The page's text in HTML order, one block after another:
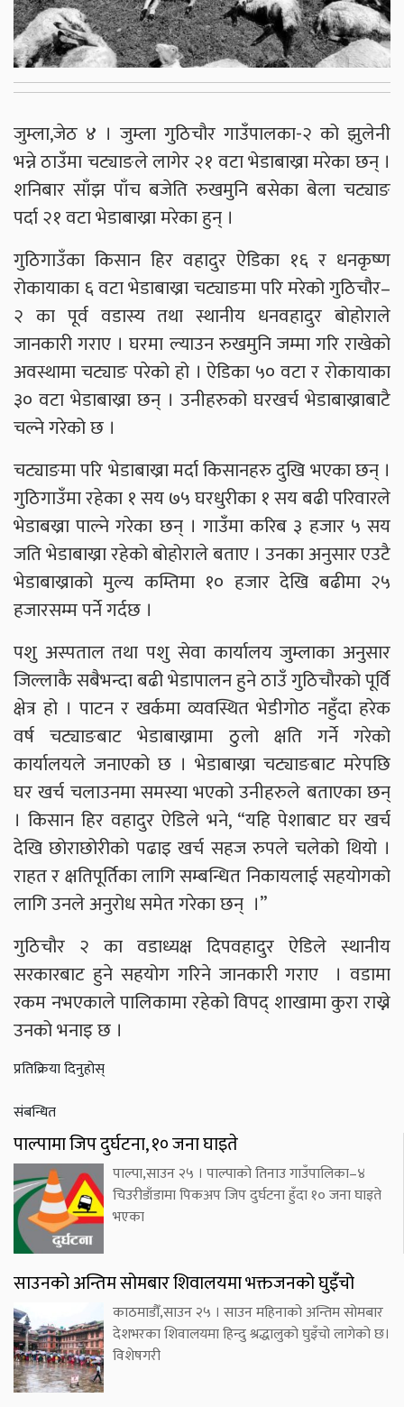
जुम्ला,जेठ ४ । जुम्ला गुठिचौर गाउँपालका-२ को झुलेनी
भन्ने ठाउँमा चट्याङले लागेर २१ वटा भेडाबाख्रा मरेका छन् ।
शनिबार साँझ पाँच बजेति रुखमुनि बसेका बेला चट्याङ
पर्दा २१ वटा भेडाबाख्रा मरेका हुन् ।
गुठिगाउँका किसान हिर वहादुर ऐडिका १६ र धनकृष्ण
रोकायाका ६ वटा भेडाबाख्रा चट्याङमा परि मरेको गुठिचौर–
२ का पूर्व वडास्य तथा स्थानीय धनवहादुर बोहोराले
जानकारी गराए । घरमा ल्याउन रुखमुनि जम्मा गरि राखेको
अवस्थामा चट्याङ परेको हो । ऐडिका ५० वटा र रोकायाका
३० वटा भेडाबाख्रा छन् । उनीहरुको घरखर्च भेडाबाख्राबाटै
चल्ने गरेको छ ।
चट्याङमा परि भेडाबाख्रा मर्दा किसानहरु दुखि भएका छन् ।
गुठिगाउँमा रहेका १ सय ७५ घरधुरीका १ सय बढी परिवारले
भेडाबख्रा पाल्ने गरेका छन् । गाउँमा करिब ३ हजार ५ सय
जति भेडाबाख्रा रहेको बोहोराले बताए । उनका अनुसार एउटै
भेडाबाख्राको मुल्य कम्तिमा १० हजार देखि बढीमा २५
हजारसम्म पर्ने गर्दछ ।
पशु अस्पताल तथा पशु सेवा कार्यालय जुम्लाका अनुसार
जिल्लाकै सबैभन्दा बढी भेडापालन हुने ठाउँ गुठिचौरको पूर्वि
क्षेत्र हो । पाटन र खर्कमा व्यवस्थित भेडीगोठ नहुँदा हरेक
वर्ष चट्याङबाट भेडाबाख्रामा ठुलो क्षति गर्ने गरेको
कार्यालयले जनाएको छ । भेडाबाख्रा चट्याङबाट मरेपछि
घर खर्च चलाउनमा समस्या भएको उनीहरुले बताएका छन्
। किसान हिर वहादुर ऐडिले भने, “यहि पेशाबाट घर खर्च
देखि छोराछोरीको पढाइ खर्च सहज रुपले चलेको थियो ।
राहत र क्षतिपूर्तिका लागि सम्बन्धित निकायलाई सहयोगको
लागि उनले अनुरोध समेत गरेका छन् ।”
गुठिचौर २ का वडाध्यक्ष दिपवहादुर ऐडिले स्थानीय
सरकारबाट हुने सहयोग गरिने जानकारी गराए । वडामा
रकम नभएकाले पालिकामा रहेको विपद् शाखामा कुरा राख्ने
उनको भनाइ छ ।
प्रतिक्रिया दिनुहोस्
संबन्धित
पाल्पामा जिप दुर्घटना, १० जना घाइते
पाल्पा,साउन २५ । पाल्पाको तिनाउ गाउँपालिका–४
चिउरीडाँडामा पिकअप जिप दुर्घटना हुँदा १० जना घाइते
भएका
साउनको अन्तिम सोमबार शिवालयमा भक्तजनको घुइँचो
काठमाडौँ,साउन २५ । साउन महिनाको अन्तिम सोमबार
देशभरका शिवालयमा हिन्दु श्रद्धालुको घुइँचो लागेको छ।
विशेषगरी